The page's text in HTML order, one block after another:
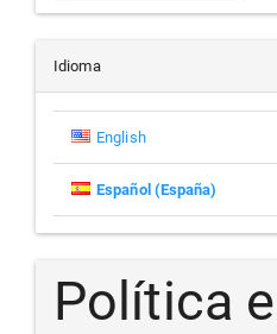
un
artículo
Idioma
English
Español (España)
Política